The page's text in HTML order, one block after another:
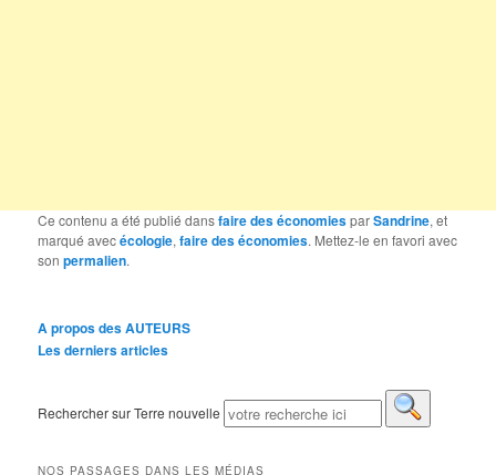
Ce contenu a été publié dansfaire des économiesparSandrine, et
marqué avecécologie,faire des économies. Mettez-le en favori avec
sonpermalien.
A propos des AUTEURS
Les derniers articles
Rechercher sur Terre nouvelle
NOS PASSAGES DANS LES MÉDIAS